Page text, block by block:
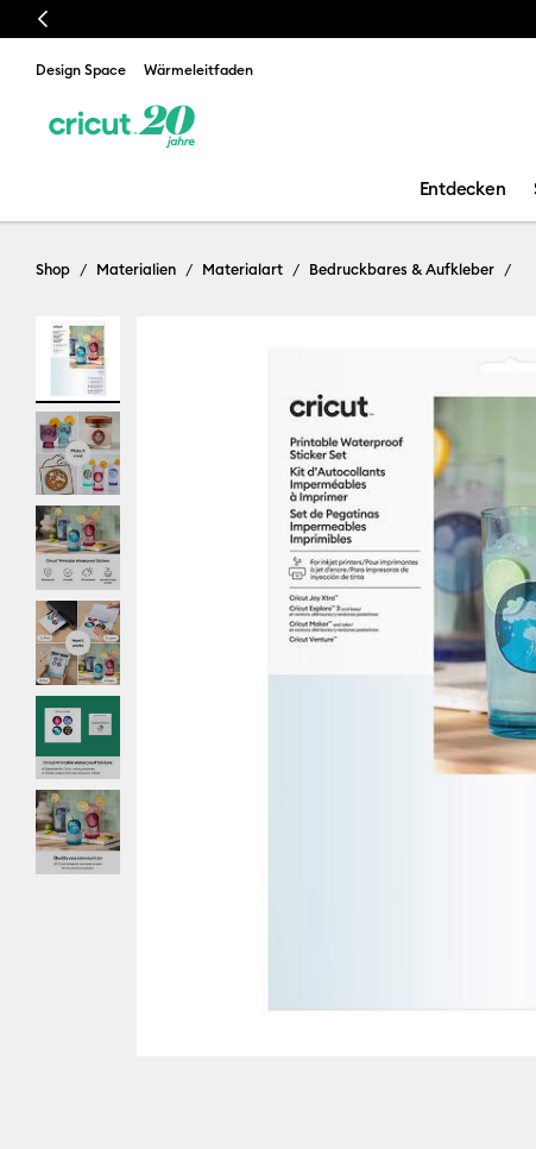
Previous
Design Space Wärmeleitfaden
Entdecken
Shop Materialien Materialart Bedruckbares & Aufkleber